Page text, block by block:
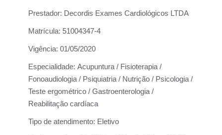
Prestador: Decordis Exames Cardiológicos LTDA
Matrícula: 51004347-4
Vigência: 01/05/2020
Especialidade: Acupuntura / Fisioterapia /
Fonoaudiologia / Psiquiatria / Nutrição / Psicologia /
Teste ergométrico / Gastroenterologia /
Reabilitação cardíaca
Tipo de atendimento: Eletivo